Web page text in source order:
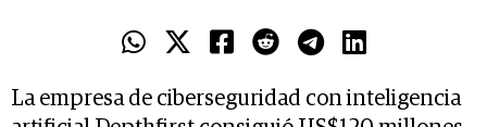
La empresa de ciberseguridad con inteligencia